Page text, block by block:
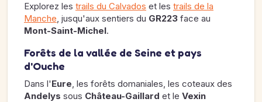
Explorez les trails du Calvados et les trails de la
Manche, jusqu'aux sentiers du GR223 face au
Mont-Saint-Michel.
Forêts de la vallée de Seine et pays
d'Ouche
Dans l'Eure, les forêts domaniales, les coteaux des
Andelys sous Château-Gaillard et le Vexin